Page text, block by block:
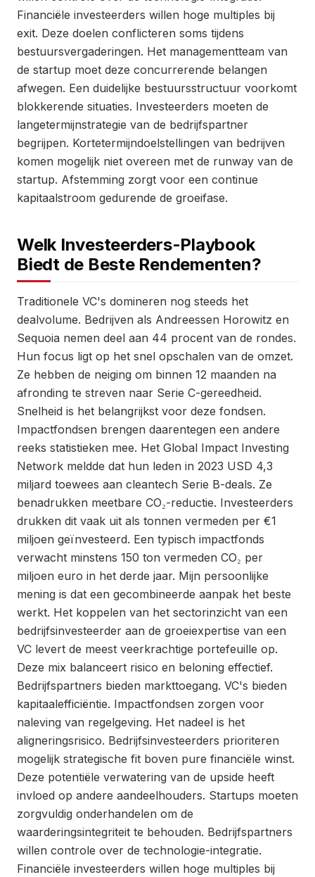
Financiële investeerders willen hoge multiples bij
exit. Deze doelen conflicteren soms tijdens
bestuursvergaderingen. Het managementteam van
de startup moet deze concurrerende belangen
afwegen. Een duidelijke bestuursstructuur voorkomt
blokkerende situaties. Investeerders moeten de
langetermijnstrategie van de bedrijfspartner
begrijpen. Kortetermijndoelstellingen van bedrijven
komen mogelijk niet overeen met de runway van de
startup. Afstemming zorgt voor een continue
kapitaalstroom gedurende de groeifase.
Welk Investeerders-Playbook
Biedt de Beste Rendementen?
Traditionele VC's domineren nog steeds het
dealvolume. Bedrijven als Andreessen Horowitz en
Sequoia nemen deel aan 44 procent van de rondes.
Hun focus ligt op het snel opschalen van de omzet.
Ze hebben de neiging om binnen 12 maanden na
afronding te streven naar Serie C-gereedheid.
Snelheid is het belangrijkst voor deze fondsen.
Impactfondsen brengen daarentegen een andere
reeks statistieken mee. Het Global Impact Investing
Network meldde dat hun leden in 2023 USD 4,3
miljard toewees aan cleantech Serie B-deals. Ze
benadrukken meetbare CO₂-reductie. Investeerders
drukken dit vaak uit als tonnen vermeden per €1
miljoen geïnvesteerd. Een typisch impactfonds
verwacht minstens 150 ton vermeden CO₂ per
miljoen euro in het derde jaar. Mijn persoonlijke
mening is dat een gecombineerde aanpak het beste
werkt. Het koppelen van het sectorinzicht van een
bedrijfsinvesteerder aan de groeiexpertise van een
VC levert de meest veerkrachtige portefeuille op.
Deze mix balanceert risico en beloning effectief.
Bedrijfspartners bieden markttoegang. VC's bieden
kapitaalefficiëntie. Impactfondsen zorgen voor
naleving van regelgeving. Het nadeel is het
aligneringsrisico. Bedrijfsinvesteerders prioriteren
mogelijk strategische fit boven pure financiële winst.
Deze potentiële verwatering van de upside heeft
invloed op andere aandeelhouders. Startups moeten
zorgvuldig onderhandelen om de
waarderingsintegriteit te behouden. Bedrijfspartners
willen controle over de technologie-integratie.
Financiële investeerders willen hoge multiples bij